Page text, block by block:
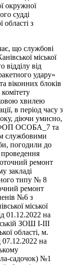
окружної
судді
області з
що службові
міської
відділу від
удару»
віконних блоків
хвилею
в період часу з
діючи умисно,
ФОП ОСОБА_7 та
службовими
погодили до
ремонт
закладі
типу № 8
ремонт
№6 з
міської
01.12.2022 на
ЗОШ І-ІІІ
області, м.
07.12.2022 на
садочок) №1